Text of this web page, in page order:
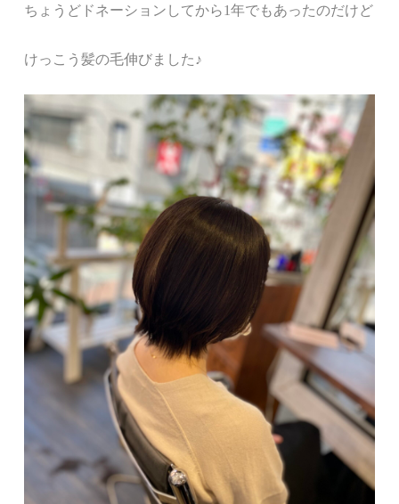
ちょうどドネーションしてから1年でもあったのだけど
けっこう髪の毛伸びました♪